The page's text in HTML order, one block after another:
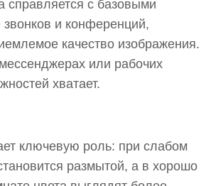
справляется с базовыми
и конференций,
качество изображения.
или рабочих
хватает.
ключевую роль: при слабом
размытой, а в хорошо